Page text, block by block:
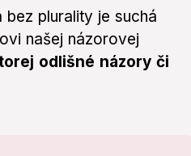
plurality je suchá
našej názorovej
odlišné názory či